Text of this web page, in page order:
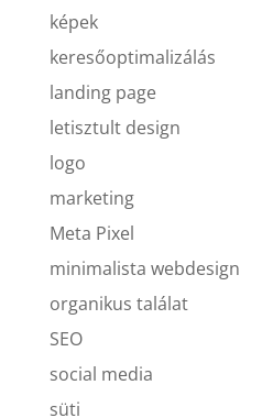
képek
keresőoptimalizálás
landing page
letisztult design
logo
marketing
Meta Pixel
minimalista webdesign
organikus találat
SEO
social media
süti